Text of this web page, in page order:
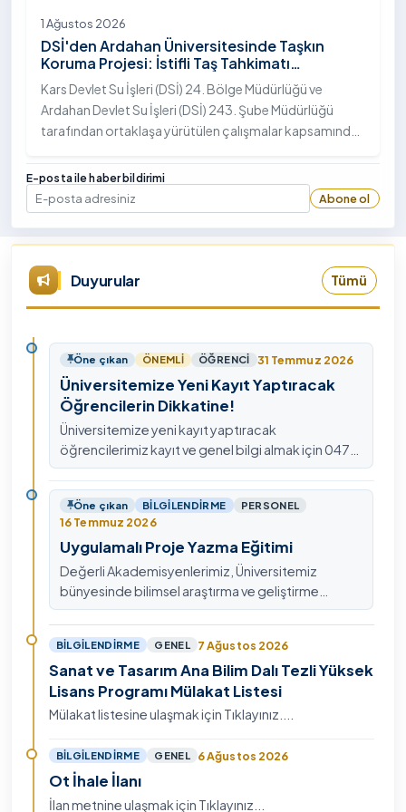
1 Ağustos 2026
DSİ'den Ardahan Üniversitesinde Taşkın
Koruma Projesi: İstifli Taş Tahkimatı
Çalışmaları Tamamlandı
Kars Devlet Su İşleri (DSİ) 24. Bölge Müdürlüğü ve
Ardahan Devlet Su İşleri (DSİ) 243. Şube Müdürlüğü
tarafından ortaklaşa yürütülen çalışmalar kapsamında,
"İstifli Taş Tahkimatı" projesi titizlikle tamamlandı.
E-posta ile haber bildirimi
E-posta
Abone ol
Duyurular Tümü
Öne çıkan ÖNEMLI ÖĞRENCI 31 Temmuz 2026
Üniversitemize Yeni Kayıt Yaptıracak
Öğrencilerin Dikkatine!
Üniversitemize yeni kayıt yaptıracak
öğrencilerimiz kayıt ve genel bilgi almak için 0478
211 75 75 Dahili: 1913 nolu telefondan
ulaşabilirsiniz.
Öne çıkan BILGILENDIRME PERSONEL
16 Temmuz 2026
Uygulamalı Proje Yazma Eğitimi
Değerli Akademisyenlerimiz, Üniversitemiz
bünyesinde bilimsel araştırma ve geliştirme
kültürünü güçlendirmek, ulusal ve uluslararası fon
mekanizmala…
BILGILENDIRME GENEL 7 Ağustos 2026
Sanat ve Tasarım Ana Bilim Dalı Tezli Yüksek
Lisans Programı Mülakat Listesi
Mülakat listesine ulaşmak için Tıklayınız....
BILGILENDIRME GENEL 6 Ağustos 2026
Ot İhale İlanı
İlan metnine ulaşmak için Tıklayınız...